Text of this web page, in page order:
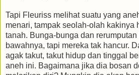
Tapi Fleuriss melihat suatu yang
menari, tampak seolah-olah kakinya
tanah. Bunga-bunga dan
bawahnya, tapi mereka tak hancur.
agak takut, takut hidup dan tinggal
aneh ini. Bagaimana jika dia bosan